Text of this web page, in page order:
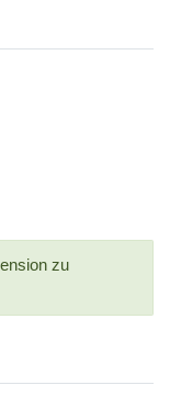
zu